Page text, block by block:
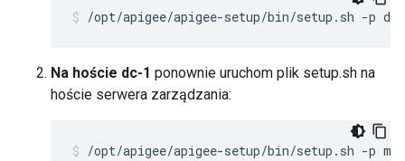
/opt/apigee/apigee-setup/bin/setup.sh -p
Na hoście dc-1 ponownie uruchom plik setup.sh na
hoście serwera zarządzania:
/opt/apigee/apigee-setup/bin/setup.sh -p